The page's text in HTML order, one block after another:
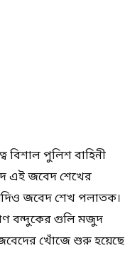
বিশাল পুলিশ বাহিনী
এই জবেদ শেখের
জবেদ শেখ পলাতক।
বন্দুকের গুলি মজুদ
খোঁজে শুরু হয়েছে